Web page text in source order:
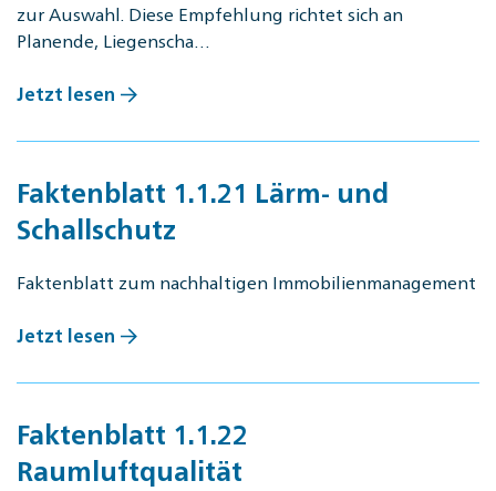
zur Auswahl. Diese Empfehlung richtet sich an
Planende, Liegenscha…
Jetzt lesen
Faktenblatt 1.1.21 Lärm- und
Schallschutz
Faktenblatt zum nachhaltigen Immobilienmanagement
Jetzt lesen
Faktenblatt 1.1.22
Raumluftqualität